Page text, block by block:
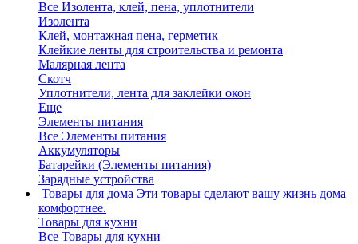
Все Изолента, клей, пена, уплотнители
Изолента
Клей, монтажная пена, герметик
Клейкие ленты для строительства и ремонта
Малярная лента
Скотч
Уплотнители, лента для заклейки окон
Еще
Элементы питания
Все Элементы питания
Аккумуляторы
Батарейки (Элементы питания)
Зарядные устройства
Товары для дома Эти товары сделают вашу жизнь дома
комфортнее.
Товары для кухни
Все Товары для кухни